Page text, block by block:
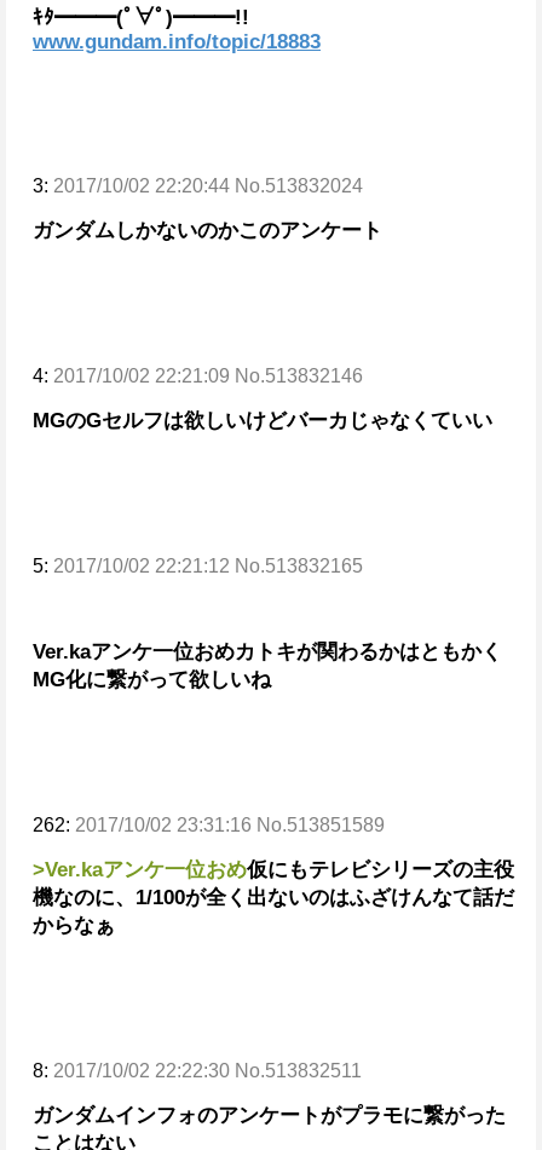
ｷﾀ━━━(ﾟ∀ﾟ)━━━!!
www.gundam.info/topic/18883
3: 2017/10/02 22:20:44 No.513832024
ガンダムしかないのかこのアンケート
4: 2017/10/02 22:21:09 No.513832146
MGのGセルフは欲しいけどバーカじゃなくていい
5: 2017/10/02 22:21:12 No.513832165
Ver.kaアンケ一位おめカトキが関わるかはともかく
MG化に繋がって欲しいね
262: 2017/10/02 23:31:16 No.513851589
>Ver.kaアンケ一位おめ仮にもテレビシリーズの主役
機なのに、1/100が全く出ないのはふざけんなて話だ
からなぁ
8: 2017/10/02 22:22:30 No.513832511
ガンダムインフォのアンケートがプラモに繋がった
ことはない